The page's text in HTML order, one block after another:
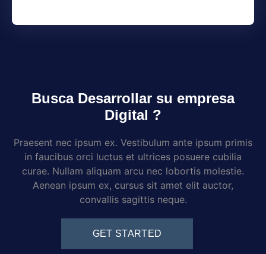
Busca Desarrollar su empresa
Digital ?
Praesent nec ipsum ex. Vestibulum ante ipsum primis
in faucibus orci luctus et ultrices posuere cubilia
curae. Nullam aliquam arcu nec lobortis molestie.
Aenean ipsum ex, cursus sit amet elit auctor,
convallis sagittis neque.
GET STARTED